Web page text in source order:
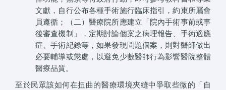
文獻，自行公布各種手術施行臨床指引，約束所屬會
員遵循；（二）醫療院所應建立「院內手術事前或事
後審查機制」，定期討論個案之病理報告、手術適應
症、手術紀錄等，如果發現問題個案，則對醫師做出
必要輔導或懲處，以避免少數醫師行為影響醫院整體
醫療品質。
至於民眾該如何在扭曲的醫療環境夾縫中爭取些微的「自